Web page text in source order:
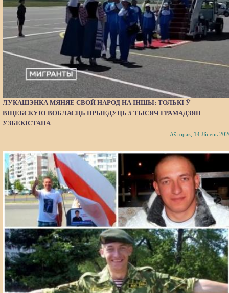
ЛУКАШЭНКА МЯНЯЕ СВОЙ НАРОД НА ІНШЫ: ТОЛЬКІ Ў
ВІЦЕБСКУЮ ВОБЛАСЦЬ ПРЫЕДУЦЬ 5 ТЫСЯЧ ГРАМАДЗЯН
УЗБЕКІСТАНА
Аўторак, 14 Ліпень